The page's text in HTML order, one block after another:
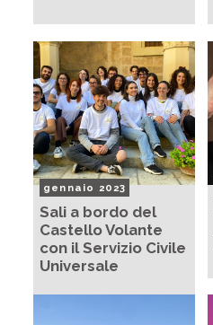
gennaio 2023
Sali a bordo del
Castello Volante
con il Servizio Civile
Universale